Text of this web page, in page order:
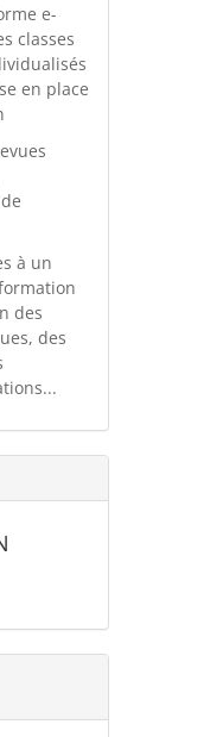
e-
classes
en place
à un
des
des